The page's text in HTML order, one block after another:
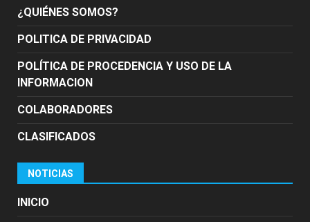
¿QUIÉNES SOMOS?
POLITICA DE PRIVACIDAD
POLÍTICA DE PROCEDENCIA Y USO DE LA
INFORMACION
COLABORADORES
CLASIFICADOS
NOTICIAS
INICIO